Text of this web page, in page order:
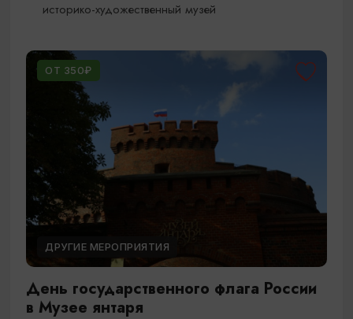
историко-художественный музей
ОТ 350₽
ДРУГИЕ МЕРОПРИЯТИЯ
День государственного флага России
в Музее янтаря